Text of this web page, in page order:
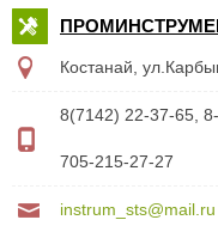
политика и постоянное
благодаря которым,
компания предлагает:
ААБл, АПвПу, ААШв, АСБл
Провод (СИП,...
Костанай,
8(7142) 22-37-65,
705-215-27-27
instrum_sts@mail.ru